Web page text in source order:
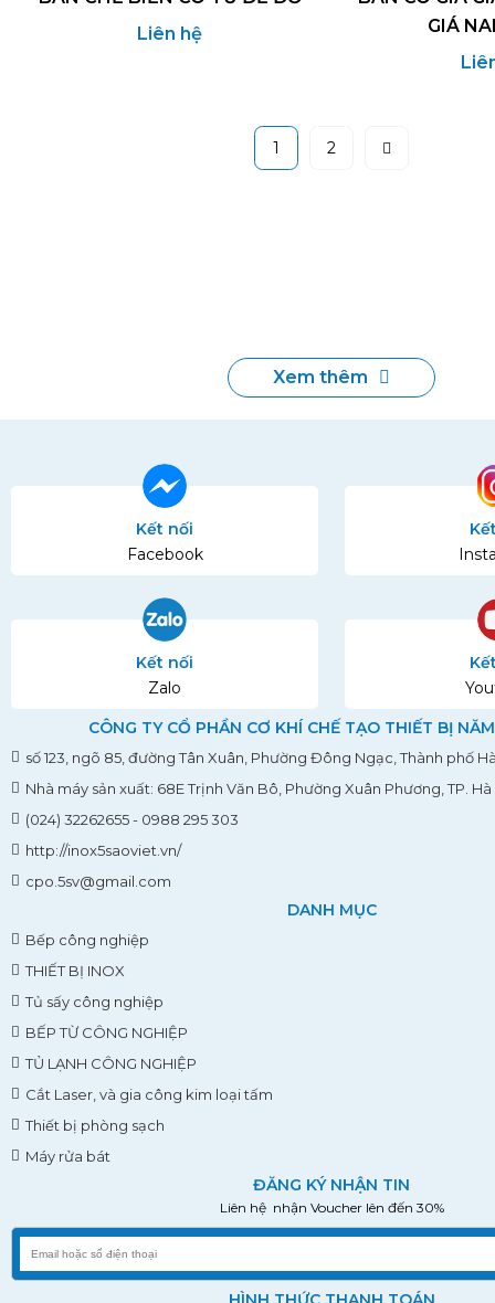
Liên hệ
GIÁ
1 2
Xem thêm
Kết nối
Facebook
Kết nối
Zalo
CÔNG TY CỔ PHẦN CƠ KHÍ CHẾ TẠO THIẾT BỊ
số 123, ngõ 85, đường Tân Xuân, Phường Đông Ngạc, Thành phố
Nhà máy sản xuất: 68E Trịnh Văn Bô, Phường Xuân Phương, TP. Hà
(024) 32262655 - 0988 295 303
http://inox5saoviet.vn/
cpo.5sv@gmail.com
DANH MỤC
Bếp công nghiệp
THIẾT BỊ INOX
Tủ sấy công nghiệp
BẾP TỪ CÔNG NGHIỆP
TỦ LẠNH CÔNG NGHIỆP
Cắt Laser, và gia công kim loại tấm
Thiết bị phòng sạch
Máy rửa bát
ĐĂNG KÝ NHẬN TIN
Liên hệ nhận Voucher lên đến 30%